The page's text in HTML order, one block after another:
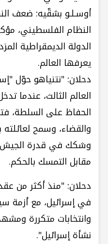
أوسـلـو بشقّيه: ضعف
النظام الفلسطيني،
الدولة الديمقراطية
يعرفها العالم.
دحلان: "نتنياهو حوّل
العالم الثالث،
الحفاظ على السلطة،
والقضاء، وسمح
وشكك في قدرة الجيش
مقابل التمسك بالحكم.
دحلان: "منذ أكثر من
في إسرائيل، مع أزمة
وانتخابات متكررة
نشأة إسرائيل".